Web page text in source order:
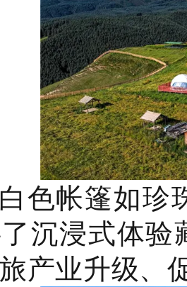
色帐篷如珍
沉浸式体
产业升级、